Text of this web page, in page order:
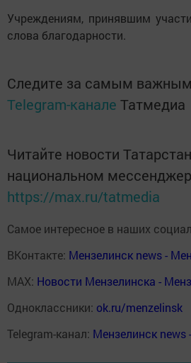
Учреждениям, принявшим
слова благодарности.
Следите за самым
Telegram-канале Татмедиа
Читайте новости
национальном
https://max.ru/tatmedia
Самое интересное в наших
ВКонтакте: Мензелинск news -
MAX: Новости Мензелинска -
Одноклассники: ok.ru/menzelinsk
Telegram-канал: Мензелинск